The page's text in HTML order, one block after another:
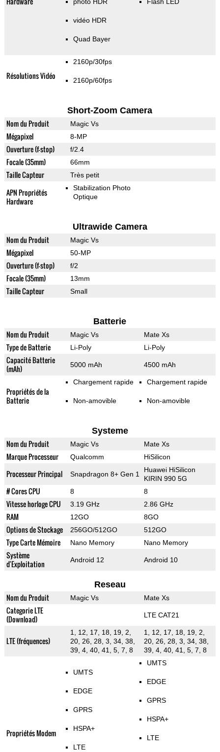
vidéo HDR
Quad Bayer
Résolutions Vidéo
2160p/30fps
2160p/60fps
Short-Zoom Camera
Nom du Produit Magic Vs
Mégapixel 8-MP
Ouverture (f-stop) f/2.4
Focale (35mm) 66mm
Taille Capteur Très petit
APN Propriétés
Hardware
Stabilization Photo
Optique
Ultrawide Camera
Nom du Produit Magic Vs
Mégapixel 50-MP
Ouverture (f-stop) f/2
Focale (35mm) 13mm
Taille Capteur Small
Batterie
Nom du Produit Magic Vs Mate Xs
Type de Batterie Li-Poly Li-Poly
Capacité Batterie
(mAh)
5000 mAh 4500 mAh
Propriétés de la
Batterie
Chargement rapide
Non-amovible
Chargement rapide
Non-amovible
Systeme
Nom du Produit Magic Vs Mate Xs
Marque Processeur Qualcomm HiSilicon
Processeur Principal Snapdragon 8+ Gen 1
Huawei HiSilicon
KIRIN 990 5G
# Cores CPU 8 8
Vitesse horloge CPU 3.19 GHz 2.86 GHz
RAM 12GO 8GO
Options de Stockage 256GO/512GO 512GO
Type Carte Mémoire Nano Memory Nano Memory
Système
d'Exploitation
Android 12 Android 10
Reseau
Nom du Produit Magic Vs Mate Xs
Categorie LTE
(Download)
LTE CAT21
LTE (fréquences)
1, 12, 17, 18, 19, 2,
20, 26, 28, 3, 34, 38,
39, 4, 40, 41, 5, 7, 8
1, 12, 17, 18, 19, 2,
20, 26, 28, 3, 34, 38,
39, 4, 40, 41, 5, 7, 8
Propriétés Modem
UMTS
EDGE
GPRS
HSPA+
LTE
UMTS
EDGE
GPRS
HSPA+
LTE